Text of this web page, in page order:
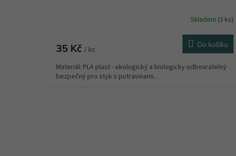
Skladem (3 ks)
35 Kč / ks
Do košíku
Materiál: PLA plast - ekologický a biologicky odbouratelný
bezpečný pro styk s potravinami...